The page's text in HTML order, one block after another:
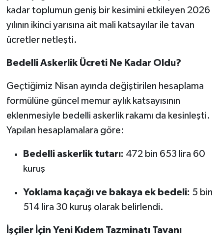
kadar toplumun geniş bir kesimini etkileyen 2026
yılının ikinci yarısına ait mali katsayılar ile tavan
ücretler netleşti.
Bedelli Askerlik Ücreti Ne Kadar Oldu?
Geçtiğimiz Nisan ayında değiştirilen hesaplama
formülüne güncel memur aylık katsayısının
eklenmesiyle bedelli askerlik rakamı da kesinleşti.
Yapılan hesaplamalara göre:
Bedelli askerlik tutarı: 472 bin 653 lira 60
kuruş
Yoklama kaçağı ve bakaya ek bedeli: 5 bin
514 lira 30 kuruş olarak belirlendi.
İşçiler İçin Yeni Kıdem Tazminatı Tavanı